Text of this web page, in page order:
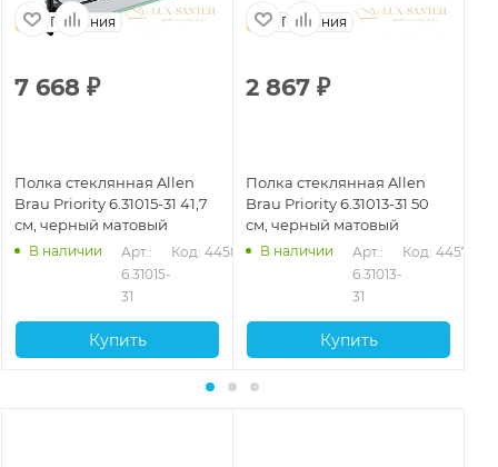
Германия
7 668 ₽
Полка стеклянная Allen
Brau Priority 6.31015-31 41,7
см, черный матовый
В наличии
Арт.:
6.31015-
31
Код: 44580
Купить
Германия
2 867 ₽
Полка стеклянная Allen
Brau Priority 6.31013-31 50
см, черный матовый
В наличии
Арт.:
6.31013-
31
Код: 44577
Купить